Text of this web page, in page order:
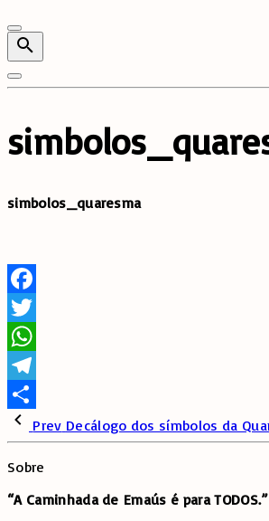
simbolos_quaresma
Facebook
Twitter
WhatsApp
Telegram
SharePrev Decálogo dos símbolos da
Sobre
“A Caminhada de Emaús é para TODOS.”